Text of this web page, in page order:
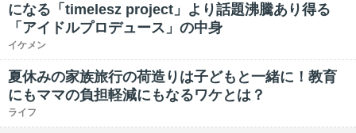
になる「timelesz project」より話題沸騰あり得る
「アイドルプロデュース」の中身
イケメン
夏休みの家族旅行の荷造りは子どもと一緒に！教育
にもママの負担軽減にもなるワケとは？
ライフ